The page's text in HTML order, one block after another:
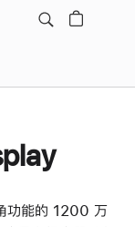
功能的 1200 万